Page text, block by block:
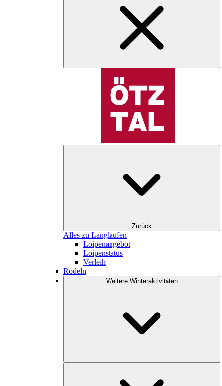
Zurück
Alles zu Langlaufen
Loipenangebot
Loipenstatus
Verleih
Rodeln
Weitere Winteraktivitäten